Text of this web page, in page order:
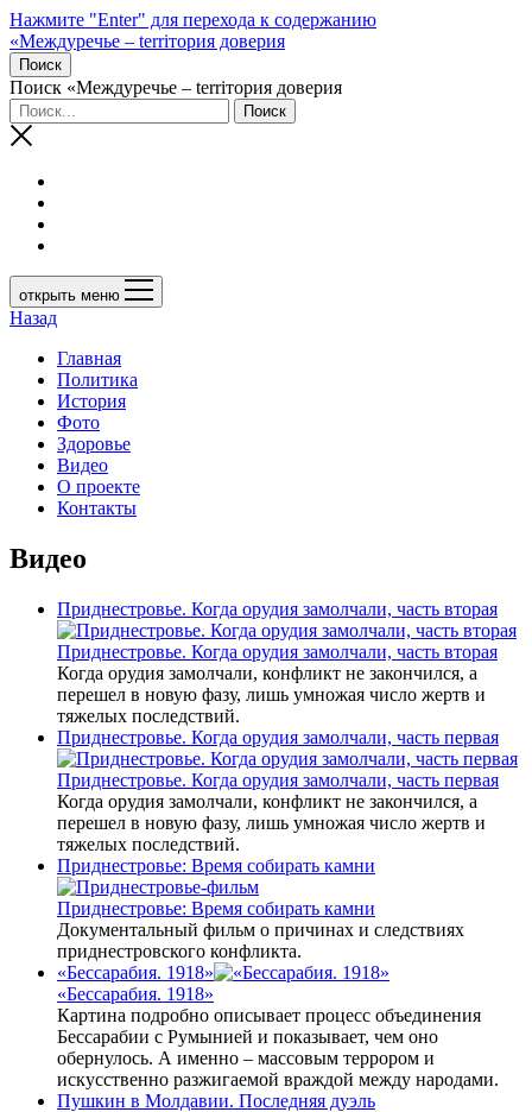
Нажмите "Enter" для перехода к содержанию
«Междуречье – terriтория доверия
Поиск
Поиск «Междуречье – terriтория доверия
открыть меню
Назад
Главная
Политика
История
Фото
Здоровье
Видео
О проекте
Контакты
Видео
Приднестровье. Когда орудия замолчали, часть вторая
Приднестровье. Когда орудия замолчали, часть вторая
Когда орудия замолчали, конфликт не закончился, а
перешел в новую фазу, лишь умножая число жертв и
тяжелых последствий.
Приднестровье. Когда орудия замолчали, часть первая
Приднестровье. Когда орудия замолчали, часть первая
Когда орудия замолчали, конфликт не закончился, а
перешел в новую фазу, лишь умножая число жертв и
тяжелых последствий.
Приднестровье: Время собирать камни
Приднестровье: Время собирать камни
Документальный фильм о причинах и следствиях
приднестровского конфликта.
«Бессарабия. 1918»
«Бессарабия. 1918»
Картина подробно описывает процесс объединения
Бессарабии с Румынией и показывает, чем оно
обернулось. А именно – массовым террором и
искусственно разжигаемой враждой между народами.
Пушкин в Молдавии. Последняя дуэль